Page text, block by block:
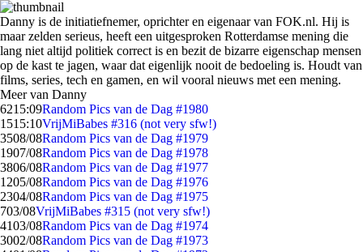
Danny is de initiatiefnemer, oprichter en eigenaar van FOK.nl. Hij is
maar zelden serieus, heeft een uitgesproken Rotterdamse mening die
lang niet altijd politiek correct is en bezit de bizarre eigenschap mensen
op de kast te jagen, waar dat eigenlijk nooit de bedoeling is. Houdt van
films, series, tech en gamen, en wil vooral nieuws met een mening.
Meer van Danny
6215:09Random Pics van de Dag #1980
1515:10VrijMiBabes #316 (not very sfw!)
3508/08Random Pics van de Dag #1979
1907/08Random Pics van de Dag #1978
3806/08Random Pics van de Dag #1977
1205/08Random Pics van de Dag #1976
2304/08Random Pics van de Dag #1975
703/08VrijMiBabes #315 (not very sfw!)
4103/08Random Pics van de Dag #1974
3002/08Random Pics van de Dag #1973